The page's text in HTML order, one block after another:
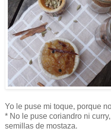
Yo le puse mi toque, porque
* No le puse coriandro ni
semillas de mostaza.